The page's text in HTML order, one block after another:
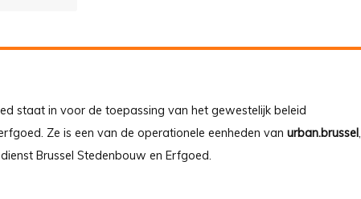
staat in voor de toepassing van het gewestelijk beleid
Ze is een van de operationele eenheden van urban.brussel,
Brussel Stedenbouw en Erfgoed.